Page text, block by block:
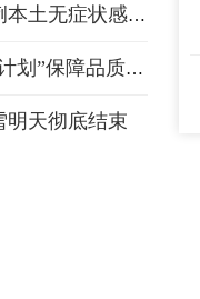
辽宁新增21例本土确诊病例 新增16例本土无症状感染者
打通消费维权堵点 中消协启动“慧眼计划”保障品质消费
明天彻底结束